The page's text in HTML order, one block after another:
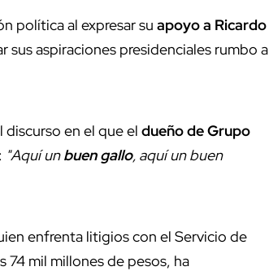
política al expresar su apoyo a Ricardo
sus aspiraciones presidenciales rumbo a
en el que el dueño de Grupo
"Aquí unbuen gallo, aquí un buen
enfrenta litigios con el Servicio de
mil millones de pesos, ha